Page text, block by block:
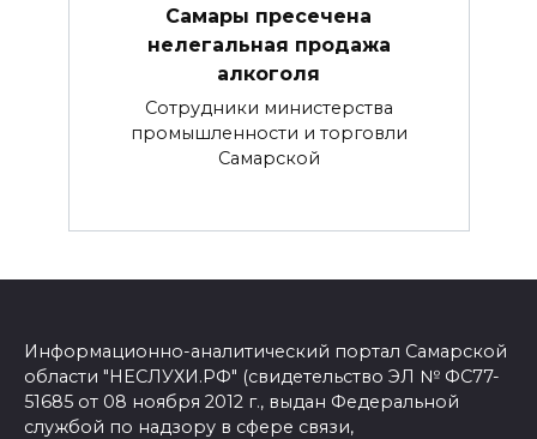
Самары пресечена
нелегальная продажа
алкоголя
Сотрудники министерства
промышленности и торговли
Самарской
Информационно-аналитический портал Самарской
области "НЕСЛУХИ.РФ" (свидетельство ЭЛ № ФС77-
51685 от 08 ноября 2012 г., выдан Федеральной
службой по надзору в сфере связи,